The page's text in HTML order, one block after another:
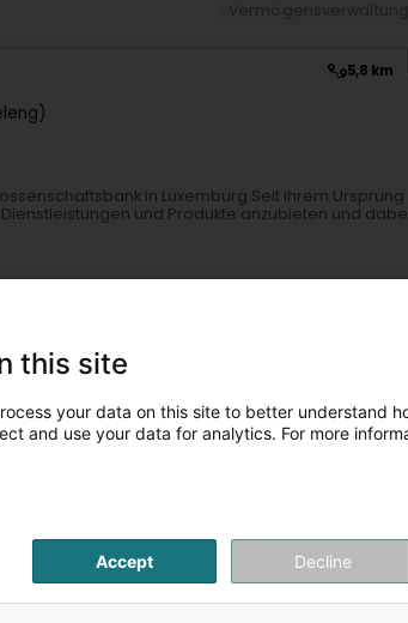
5,8 km
in Luxemburg.Seit ihrem Ursprung
und Produkte anzubieten und
this site
your data on this site to better understand
and use your data for analytics. For more
Accept Decline